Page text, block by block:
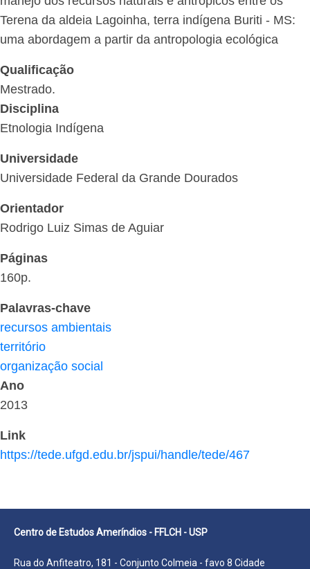
Terena da aldeia Lagoinha, terra indígena Buriti - MS:
uma abordagem a partir da antropologia ecológica
Qualificação
Mestrado.
Disciplina
Etnologia Indígena
Universidade
Universidade Federal da Grande Dourados
Orientador
Rodrigo Luiz Simas de Aguiar
Páginas
160p.
Palavras-chave
recursos ambientais
território
organização social
Ano
2013
Link
https://tede.ufgd.edu.br/jspui/handle/tede/467
Centro de Estudos Ameríndios - FFLCH - USP
Rua do Anfiteatro, 181 - Conjunto Colmeia - favo 8 Cidade